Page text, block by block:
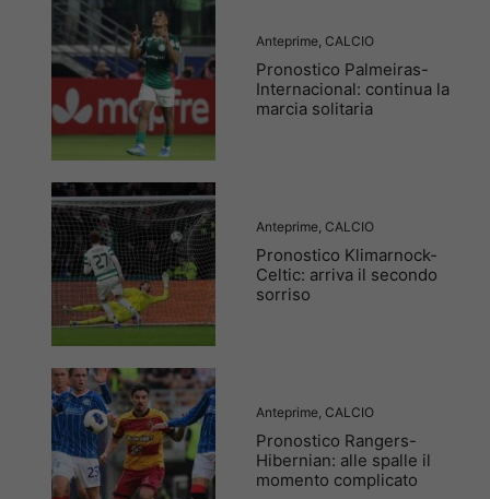
Anteprime, CALCIO
Pronostico Palmeiras-
Internacional: continua la
marcia solitaria
Anteprime, CALCIO
Pronostico Klimarnock-
Celtic: arriva il secondo
sorriso
Anteprime, CALCIO
Pronostico Rangers-
Hibernian: alle spalle il
momento complicato